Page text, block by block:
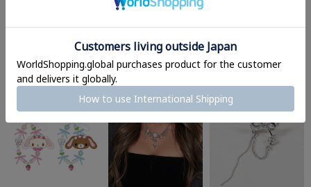
less』ピンクシアーニッ
(税込)
キーホルダー/クローバ
ーウサギ
¥550 (税込)
ルダー/ピアノ
¥550(税込)